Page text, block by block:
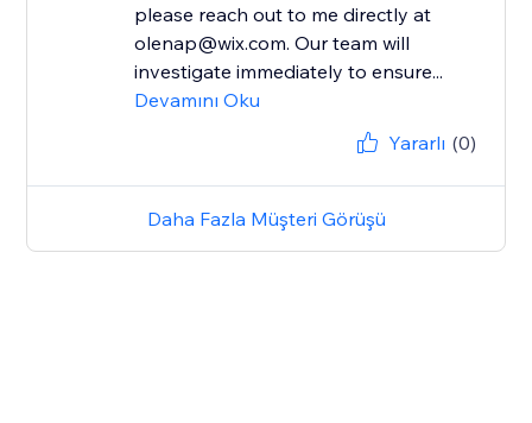
please reach out to me directly at
olenap@wix.com. Our team will
investigate immediately to ensure...
Devamını Oku
Yararlı (0)
Daha Fazla Müşteri Görüşü